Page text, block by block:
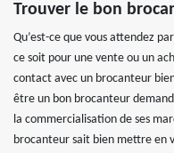
Trouver le bon
Qu’est-ce que vous attendez
ce soit pour une vente ou un
contact avec un brocanteur
être un bon brocanteur
la commercialisation de ses
brocanteur sait bien mettre en